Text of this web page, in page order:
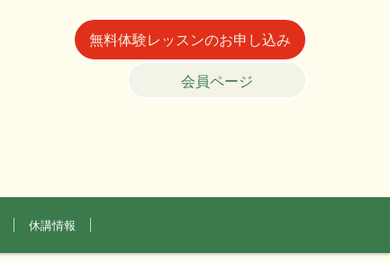
無料体験レッスンのお申し込み
会員ページ
休講情報